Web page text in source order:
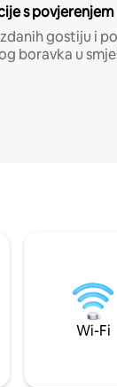
s povjerenjem
gostiju i
boravka u
Wi-Fi